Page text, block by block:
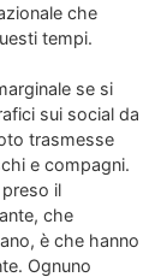
che
tempi.
se si
sui social da
trasmesse
e compagni.
il
che
è che hanno
Ognuno